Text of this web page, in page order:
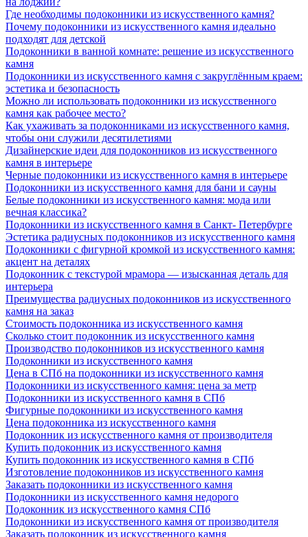
Где необходимы подоконники из искусственного камня?
Почему подоконники из искусственного камня идеально
подходят для детской
Подоконники в ванной комнате: решение из искусственного
камня
Подоконники из искусственного камня с закруглённым краем:
эстетика и безопасность
Можно ли использовать подоконники из искусственного
камня как рабочее место?
Как ухаживать за подоконниками из искусственного камня,
чтобы они служили десятилетиями
Дизайнерские идеи для подоконников из искусственного
камня в интерьере
Черные подоконники из искусственного камня в интерьере
Подоконники из искусственного камня для бани и сауны
Белые подоконники из искусственного камня: мода или
вечная классика?
Подоконники из искусственного камня в Санкт- Петербурге
Эстетика радиусных подоконников из искусственного камня
Подоконники с фигурной кромкой из искусственного камня:
акцент на деталях
Подоконник с текстурой мрамора — изысканная деталь для
интерьера
Преимущества радиусных подоконников из искусственного
камня на заказ
Стоимость подоконника из искусственного камня
Сколько стоит подоконник из искусственного камня
Производство подоконников из искусственного камня
Подоконники из искусственного камня
Цена в СПб на подоконники из искусственного камня
Подоконники из искусственного камня: цена за метр
Подоконники из искусственного камня в СПб
Фигурные подоконники из искусственного камня
Цена подоконника из искусственного камня
Подоконник из искусственного камня от производителя
Купить подоконник из искусственного камня
Купить подоконник из искусственного камня в СПб
Изготовление подоконников из искусственного камня
Заказать подоконники из искусственного камня
Подоконники из искусственного камня недорого
Подоконник из искусственного камня СПб
Подоконники из искусственного камня от производителя
Заказать подоконник из искусственного камня